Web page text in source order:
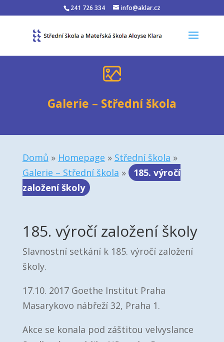
241 726 334 info@aklar.cz
Galerie – Střední škola
Domů » Homepage » Střední škola »
Galerie – Střední škola »
185. výročí
založení školy
185. výročí založení školy
Slavnostní setkání k 185. výročí založení
školy.
17.10. 2017 Goethe Institut Praha
Masarykovo nábřeží 32, Praha 1.
Akce se konala pod záštitou velvyslance